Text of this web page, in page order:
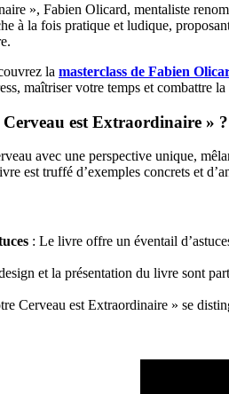
», Fabien Olicard, mentaliste
à la fois pratique et ludique,
la masterclass de Fabien
maîtriser votre temps et combattre la
Cerveau est Extraordinaire » ?
avec une perspective unique,
est truffé d’exemples concrets et
: Le livre offre un éventail
et la présentation du livre sont
Cerveau est Extraordinaire » se